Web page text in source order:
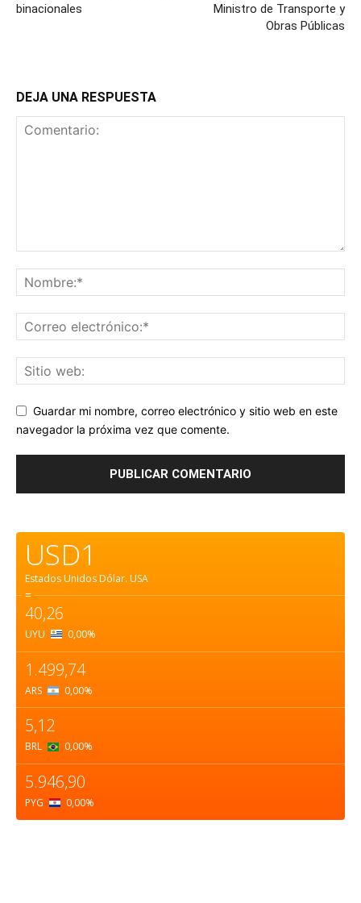
binacionales
Ministro de Transporte y
Obras Públicas
DEJA UNA RESPUESTA
Guardar mi nombre, correo electrónico y sitio web en este
navegador la próxima vez que comente.
USD1
Estados Unidos Dólar. USA
=
40,26
UYU 0,00%
1.499,74
ARS 0,00%
5,12
BRL 0,00%
5.946,90
PYG 0,00%